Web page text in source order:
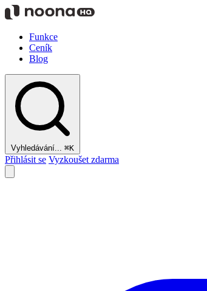
Funkce
Ceník
Blog
Vyhledávání... ⌘K
Přihlásit se Vyzkoušet zdarma